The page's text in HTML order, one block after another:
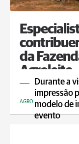
da
Agroleite
Durante a
impressão
modelo de
evento
AGRO